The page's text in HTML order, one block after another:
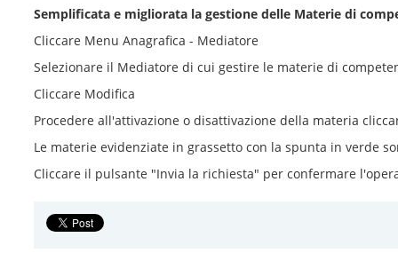
Semplificata e migliorata la gestione delle Materie di
Cliccare Menu Anagrafica - Mediatore
Selezionare il Mediatore di cui gestire le materie di
Cliccare Modifica
Procedere all'attivazione o disattivazione della materia
Le materie evidenziate in grassetto con la spunta in verde
Cliccare il pulsante "Invia la richiesta" per confermare